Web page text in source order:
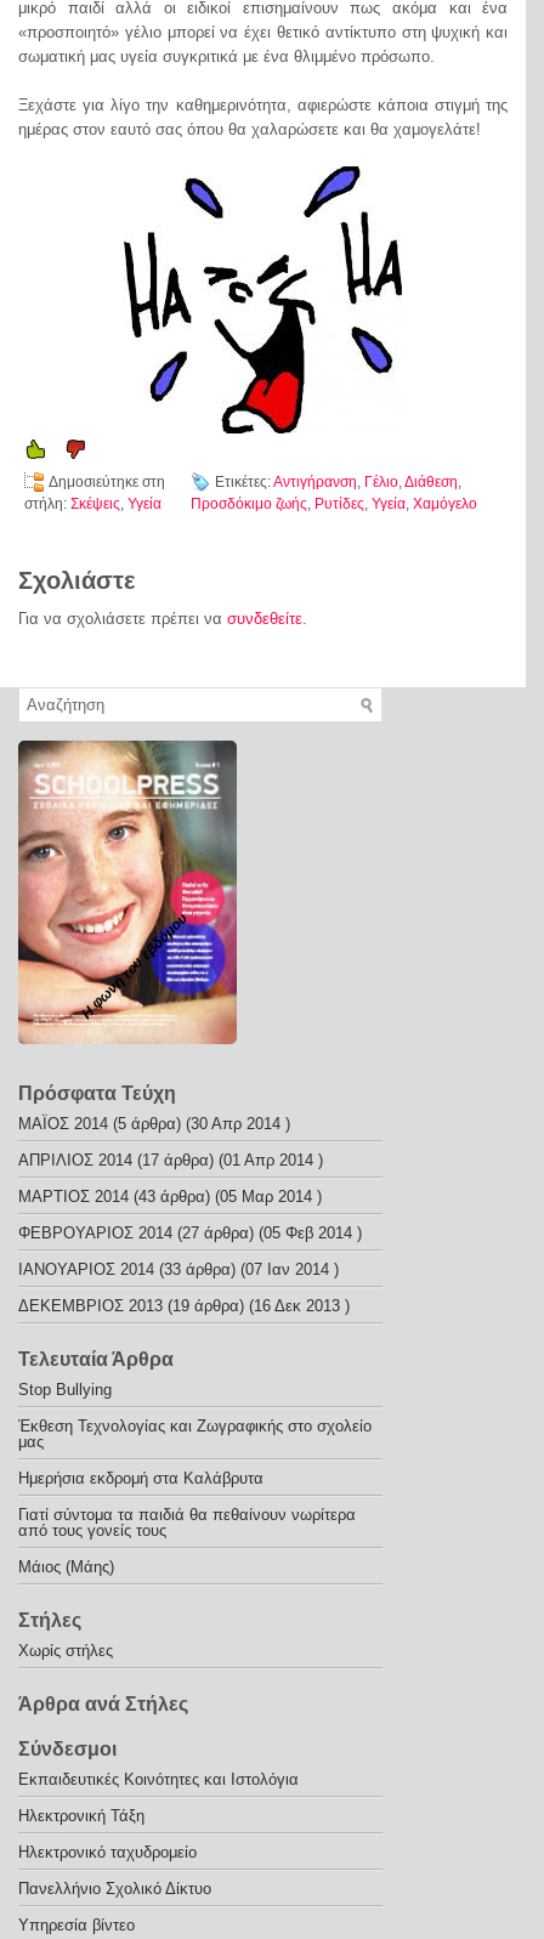
μικρό παιδί αλλά οι ειδικοί επισημαίνουν πως ακόμα και ένα
«προσποιητό» γέλιο μπορεί να έχει θετικό αντίκτυπο στη ψυχική και
σωματική μας υγεία συγκριτικά με ένα θλιμμένο πρόσωπο.
Ξεχάστε για λίγο την καθημερινότητα, αφιερώστε κάποια στιγμή της
ημέρας στον εαυτό σας όπου θα χαλαρώσετε και θα χαμογελάτε!
Δημοσιεύτηκε στη
στήλη: Σκέψεις, Υγεία
Ετικέτες:Αντιγήρανση, Γέλιο,Διάθεση,
Προσδόκιμο ζωής, Ρυτίδες, Υγεία, Χαμόγελο
Σχολιάστε
Για να σχολιάσετε πρέπει να συνδεθείτε.
Η φωνή του εβδόμου
Πρόσφατα Τεύχη
ΜΑΪΟΣ 2014 (5 άρθρα) (30 Απρ 2014 )
ΑΠΡΙΛΙΟΣ 2014 (17 άρθρα) (01 Απρ 2014 )
ΜΑΡΤΙΟΣ 2014 (43 άρθρα) (05 Μαρ 2014 )
ΦΕΒΡΟΥΑΡΙΟΣ 2014 (27 άρθρα) (05 Φεβ 2014 )
ΙΑΝΟΥΑΡΙΟΣ 2014 (33 άρθρα) (07 Ιαν 2014 )
ΔΕΚΕΜΒΡΙΟΣ 2013 (19 άρθρα) (16 Δεκ 2013 )
Τελευταία Άρθρα
Stop Bullying
Έκθεση Τεχνολογίας και Ζωγραφικής στο σχολείο
μας
Ημερήσια εκδρομή στα Καλάβρυτα
Γιατί σύντομα τα παιδιά θα πεθαίνουν νωρίτερα
από τους γονείς τους
Μάιος (Μάης)
Στήλες
Χωρίς στήλες
Άρθρα ανά Στήλες
Σύνδεσμοι
Εκπαιδευτικές Κοινότητες και Ιστολόγια
Ηλεκτρονική Τάξη
Ηλεκτρονικό ταχυδρομείο
Πανελλήνιο Σχολικό Δίκτυο
Υπηρεσία βίντεο